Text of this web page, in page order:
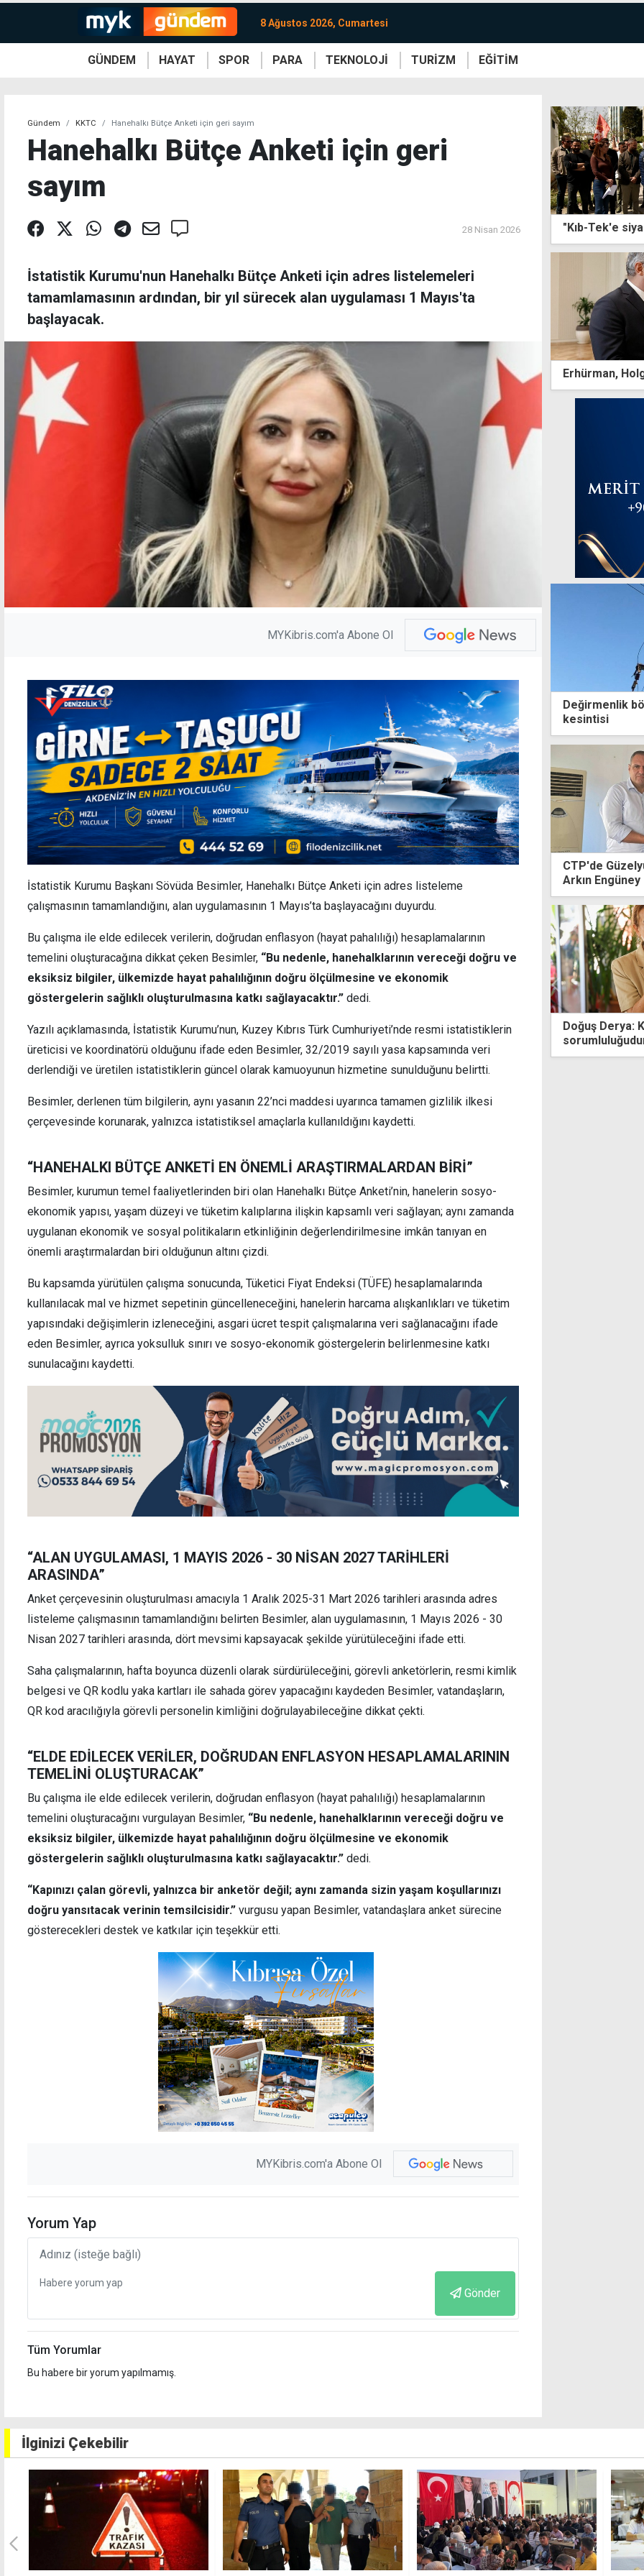
8 Ağustos 2026, Cumartesi
GÜNDEM HAYAT SPOR PARA TEKNOLOJİ TURİZM EĞİTİM
Gündem KKTC Hanehalkı Bütçe Anketi için geri sayım
Hanehalkı Bütçe Anketi için geri
sayım
28 Nisan 2026
İstatistik Kurumu'nun Hanehalkı Bütçe Anketi için adres listelemeleri
tamamlamasının ardından, bir yıl sürecek alan uygulaması 1 Mayıs'ta
başlayacak.
MYKibris.com'a Abone Ol
İstatistik Kurumu Başkanı Sövüda Besimler, Hanehalkı Bütçe Anketi için adres listeleme
çalışmasının tamamlandığını, alan uygulamasının 1 Mayıs’ta başlayacağını duyurdu.
Bu çalışma ile elde edilecek verilerin, doğrudan enflasyon (hayat pahalılığı) hesaplamalarının
temelini oluşturacağına dikkat çeken Besimler, “Bu nedenle, hanehalklarının vereceği doğru ve
eksiksiz bilgiler, ülkemizde hayat pahalılığının doğru ölçülmesine ve ekonomik
göstergelerin sağlıklı oluşturulmasına katkı sağlayacaktır.” dedi.
Yazılı açıklamasında, İstatistik Kurumu’nun, Kuzey Kıbrıs Türk Cumhuriyeti’nde resmi istatistiklerin
üreticisi ve koordinatörü olduğunu ifade eden Besimler, 32/2019 sayılı yasa kapsamında veri
derlendiği ve üretilen istatistiklerin güncel olarak kamuoyunun hizmetine sunulduğunu belirtti.
Besimler, derlenen tüm bilgilerin, aynı yasanın 22’nci maddesi uyarınca tamamen gizlilik ilkesi
çerçevesinde korunarak, yalnızca istatistiksel amaçlarla kullanıldığını kaydetti.
“HANEHALKI BÜTÇE ANKETİ EN ÖNEMLİ ARAŞTIRMALARDAN BİRİ”
Besimler, kurumun temel faaliyetlerinden biri olan Hanehalkı Bütçe Anketi’nin, hanelerin sosyo-
ekonomik yapısı, yaşam düzeyi ve tüketim kalıplarına ilişkin kapsamlı veri sağlayan; aynı zamanda
uygulanan ekonomik ve sosyal politikaların etkinliğinin değerlendirilmesine imkân tanıyan en
önemli araştırmalardan biri olduğunun altını çizdi.
Bu kapsamda yürütülen çalışma sonucunda, Tüketici Fiyat Endeksi (TÜFE) hesaplamalarında
kullanılacak mal ve hizmet sepetinin güncelleneceğini, hanelerin harcama alışkanlıkları ve tüketim
yapısındaki değişimlerin izleneceğini, asgari ücret tespit çalışmalarına veri sağlanacağını ifade
eden Besimler, ayrıca yoksulluk sınırı ve sosyo-ekonomik göstergelerin belirlenmesine katkı
sunulacağını kaydetti.
“ALAN UYGULAMASI, 1 MAYIS 2026 - 30 NİSAN 2027 TARİHLERİ
ARASINDA”
Anket çerçevesinin oluşturulması amacıyla 1 Aralık 2025-31 Mart 2026 tarihleri arasında adres
listeleme çalışmasının tamamlandığını belirten Besimler, alan uygulamasının, 1 Mayıs 2026 - 30
Nisan 2027 tarihleri arasında, dört mevsimi kapsayacak şekilde yürütüleceğini ifade etti.
Saha çalışmalarının, hafta boyunca düzenli olarak sürdürüleceğini, görevli anketörlerin, resmi kimlik
belgesi ve QR kodlu yaka kartları ile sahada görev yapacağını kaydeden Besimler, vatandaşların,
QR kod aracılığıyla görevli personelin kimliğini doğrulayabileceğine dikkat çekti.
“ELDE EDİLECEK VERİLER, DOĞRUDAN ENFLASYON HESAPLAMALARININ
TEMELİNİ OLUŞTURACAK”
Bu çalışma ile elde edilecek verilerin, doğrudan enflasyon (hayat pahalılığı) hesaplamalarının
temelini oluşturacağını vurgulayan Besimler, “Bu nedenle, hanehalklarının vereceği doğru ve
eksiksiz bilgiler, ülkemizde hayat pahalılığının doğru ölçülmesine ve ekonomik
göstergelerin sağlıklı oluşturulmasına katkı sağlayacaktır.” dedi.
“Kapınızı çalan görevli, yalnızca bir anketör değil; aynı zamanda sizin yaşam koşullarınızı
doğru yansıtacak verinin temsilcisidir.” vurgusu yapan Besimler, vatandaşlara anket sürecine
gösterecekleri destek ve katkılar için teşekkür etti.
MYKibris.com'a Abone Ol
Yorum Yap
Gönder
Tüm Yorumlar
Bu habere bir yorum yapılmamış.
"Kıb-Tek'e
Erhürman,
Değirmenlik
kesintisi
CTP'de
Arkın Engüney
MYK Haber Müdürü Adnan, darbe bildirisinin
okutulduğu TRT stüdyosunu ziyaret etti
Doğuş Derya: Kadınları korumak devletin
sorumluluğudur
KKTC'nin ismi
Kıbrıs Türk
İlginizi Çekebilir